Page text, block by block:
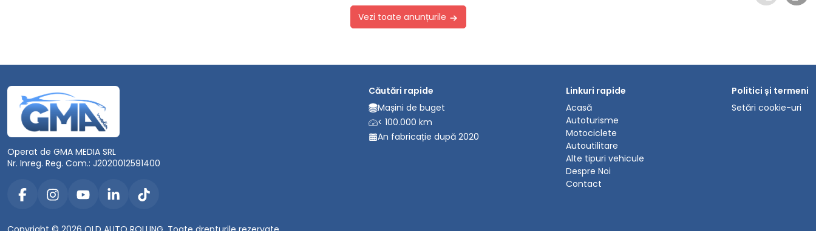
Vezi toate anunțurile
Operat de GMA MEDIA SRL
Nr. Inreg. Reg. Com.: J2020012591400
Căutări rapide
Mașini de buget
< 100.000 km
An fabricație după 2020
Linkuri rapide
Acasă
Autoturisme
Motociclete
Autoutilitare
Alte tipuri vehicule
Despre Noi
Contact
Politici și termeni
Setări cookie-uri